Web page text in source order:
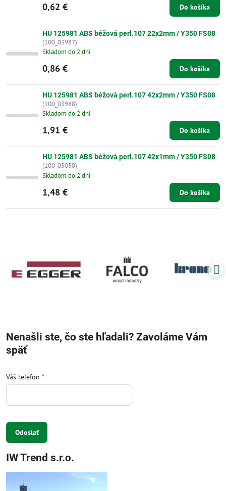
0,62 € Do košíka
HU 125981 ABS béžová perl.107 22x2mm / Y350 FS08
(100_03987)
Skladom do 2 dni
0,86 € Do košíka
HU 125981 ABS béžová perl.107 42x2mm / Y350 FS08
(100_03988)
Skladom do 2 dni
1,91 € Do košíka
HU 125981 ABS béžová perl.107 42x1mm / Y350 FS08
(100_05050)
Skladom do 2 dni
1,48 € Do košíka
Nenašli ste, čo ste hľadali? Zavoláme Vám
späť
Váš telefón *
Odoslať
IW Trend s.r.o.